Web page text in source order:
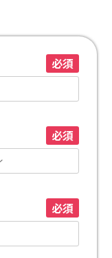
必須
必須
必須